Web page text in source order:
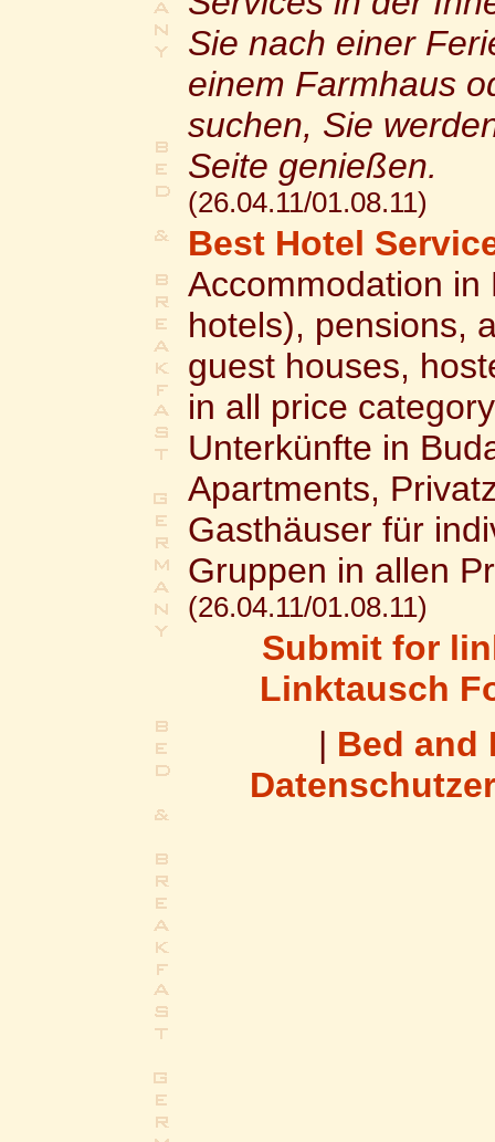
Sie nach einer
einem Farmhaus
suchen, Sie
Seite genießen.
(26.04.11/01.08.11)
Best Hotel
Accommodation in
hotels), pensions,
guest houses,
in all price
Unterkünfte in
Apartments,
Gasthäuser für
Gruppen in allen
(26.04.11/01.08.11)
Submit for
Linktausch
| Bed and